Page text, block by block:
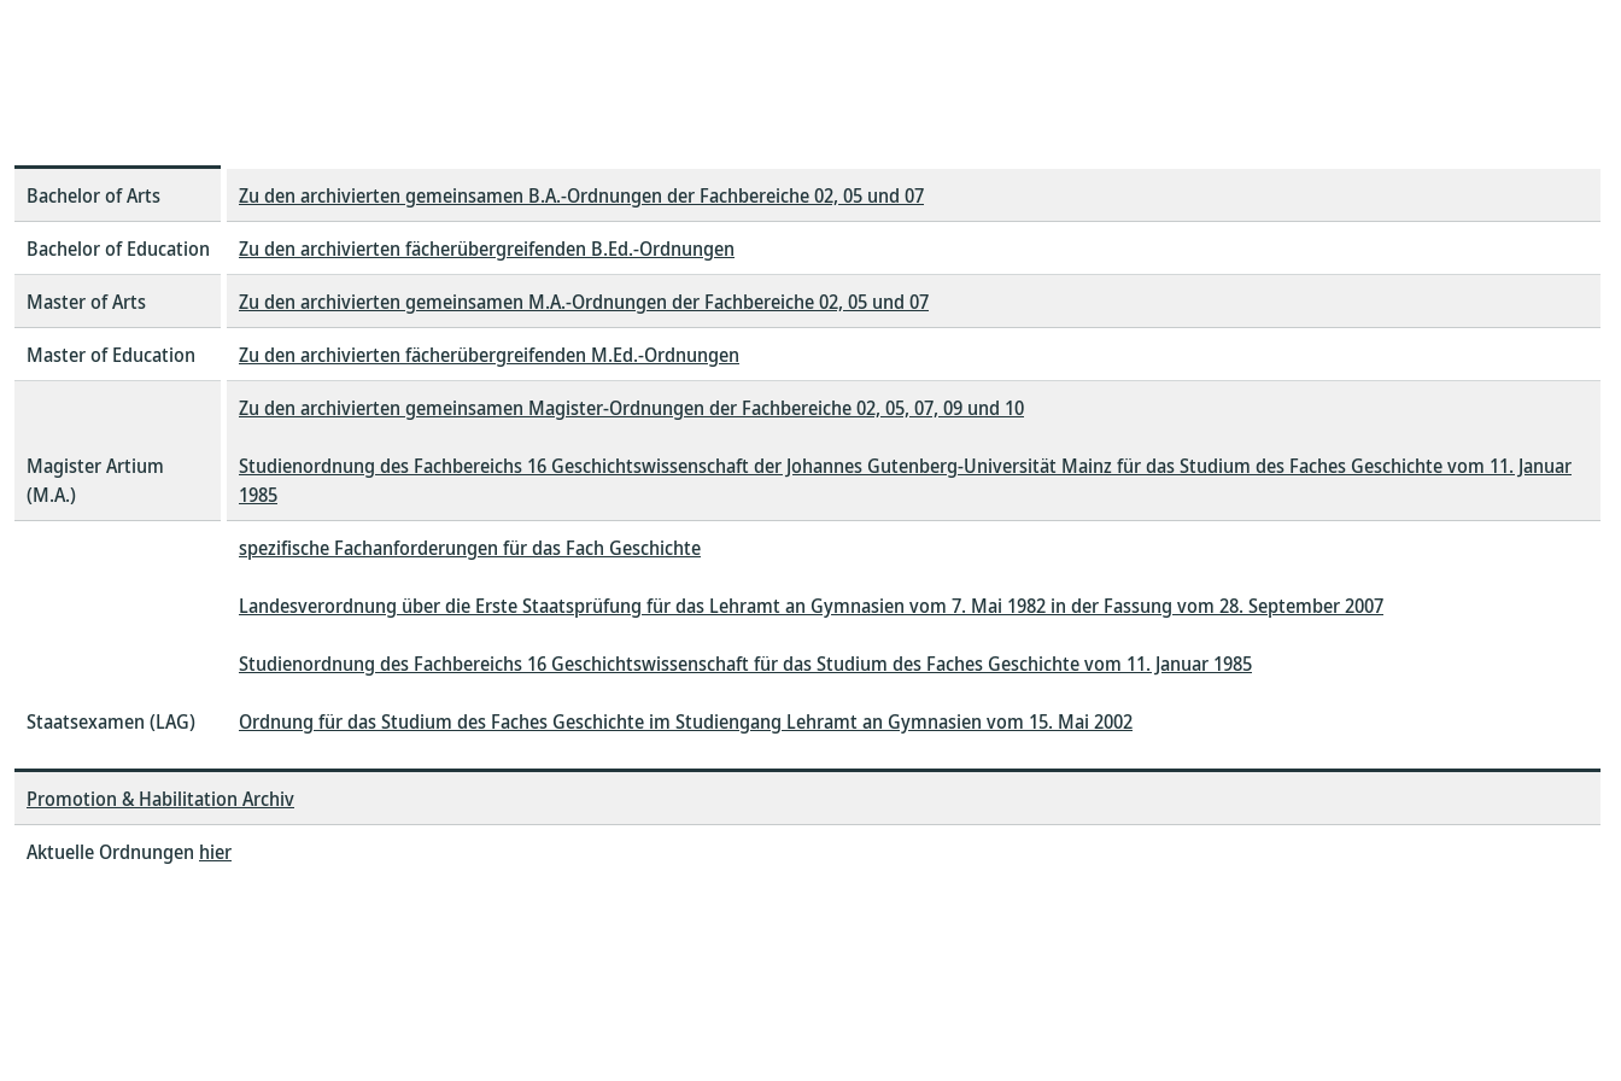
Bachelor of Arts
Zu den archivierten gemeinsamen B.A.-Ordnungen der Fachbereiche 02, 05 und 07
Bachelor of Education
Zu den archivierten fächerübergreifenden B.Ed.-Ordnungen
Master of Arts
Zu den archivierten gemeinsamen M.A.-Ordnungen der Fachbereiche 02, 05 und 07
Master of Education
Zu den archivierten fächerübergreifenden M.Ed.-Ordnungen
Magister Artium
(M.A.)
Zu den archivierten gemeinsamen Magister-Ordnungen der Fachbereiche 02, 05, 07, 09 und 10
Studienordnung des Fachbereichs 16 Geschichtswissenschaft der Johannes Gutenberg-Universität Mainz für das Studium des Faches Geschichte vom 11. Januar
1985
Staatsexamen (LAG)
spezifische Fachanforderungen für das Fach Geschichte
Landesverordnung über die Erste Staatsprüfung für das Lehramt an Gymnasien vom 7. Mai 1982 in der Fassung vom 28. September 2007
Studienordnung des Fachbereichs 16 Geschichtswissenschaft für das Studium des Faches Geschichte vom 11. Januar 1985
Ordnung für das Studium des Faches Geschichte im Studiengang Lehramt an Gymnasien vom 15. Mai 2002
Promotion & Habilitation Archiv
Aktuelle Ordnungen hier